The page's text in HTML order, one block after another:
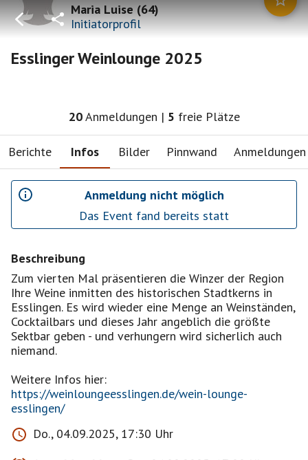
Maria Luise(64)
Initiatorprofil
Esslinger Weinlounge 2025
20Anmeldungen | 5 freie Plätze
Berichte Infos Bilder Pinnwand Anmeldungen
Anmeldung nicht möglich
Das Event fand bereits statt
Beschreibung
Zum vierten Mal präsentieren die Winzer der Region
Ihre Weine inmitten des historischen Stadtkerns in
Esslingen. Es wird wieder eine Menge an Weinständen,
Cocktailbars und dieses Jahr angeblich die größte
Sektbar geben - und verhungern wird sicherlich auch
niemand.
Weitere Infos hier:
https://weinloungeesslingen.de/wein-lounge-
esslingen/
Do., 04.09.2025, 17:30 Uhr